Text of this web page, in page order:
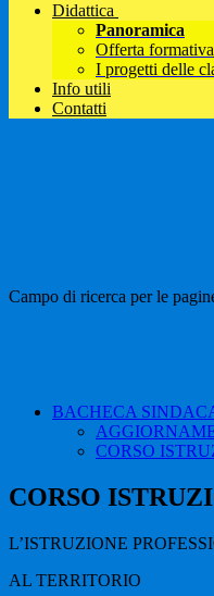
Didattica
Panoramica
Offerta formativa
I progetti delle
Info utili
Contatti
Campo di ricerca per le
BACHECA
CORSO
CORSO
L’ISTRUZIONE
AL TERRITORIO